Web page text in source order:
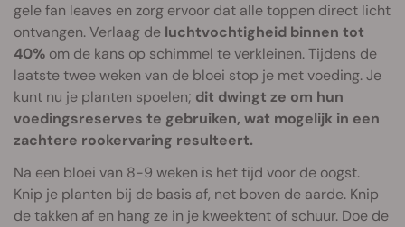
gele fan leaves en zorg ervoor dat alle toppen direct licht
ontvangen. Verlaag de luchtvochtigheid binnen tot
40% om de kans op schimmel te verkleinen. Tijdens de
laatste twee weken van de bloei stop je met voeding. Je
kunt nu je planten spoelen; dit dwingt ze om hun
voedingsreserves te gebruiken, wat mogelijk in een
zachtere rookervaring resulteert.
Na een bloei van 8-9 weken is het tijd voor de oogst.
Knip je planten bij de basis af, net boven de aarde. Knip
de takken af en hang ze in je kweektent of schuur. Doe de